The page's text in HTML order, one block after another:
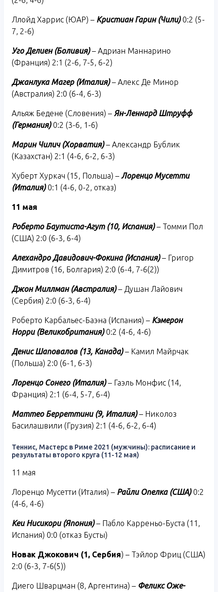
Ллойд Харрис (ЮАР) – Кристиан Гарин (Чили) 0:2 (5-
7, 2-6)
Уго Делиен (Боливия)– Адриан Маннарино
(Франция) 2:1 (2-6, 7-5, 6-2)
Джанлука Магер (Италия)– Алекс Де Минор
(Австралия) 2:0 (6-4, 6-3)
Альяж Бедене (Словения) – Ян-Леннард Штруфф
(Германия) 0:2 (3-6, 1-6)
Марин Чилич (Хорватия) – Александр Бублик
(Казахстан) 2:1 (4-6, 6-2, 6-3)
Хуберт Хуркач (15, Польша) – Лоренцо Мусетти
(Италия) 0:1 (4-6, 0-2, отказ)
11 мая
Роберто Баутиста-Агут (10, Испания)– Томми Пол
(США) 2:0 (6-3, 6-4)
Алехандро Давидович-Фокина (Испания)– Григор
Димитров (16, Болгария) 2:0 (6-4, 7-6(2))
Джон Миллман (Австралия)– Душан Лайович
(Сербия) 2:0 (6-3, 6-4)
Роберто Карбальес-Баэна (Испания) – Кэмерон
Норри (Великобритания)0:2 (4-6, 4-6)
Денис Шаповалов (13, Канада)– Камил Майрчак
(Польша) 2:0 (6-1, 6-3)
Лоренцо Сонего (Италия)– Гаэль Монфис (14,
Франция) 2:1 (6-4, 5-7, 6-4)
Маттео Берреттини (9, Италия) – Николоз
Басилашвили (Грузия) 2:1 (4-6, 6-2, 6-4)
Теннис, Мастерс в Риме 2021 (мужчины): расписание и
результаты второго круга (11-12 мая)
11 мая
Лоренцо Мусетти (Италия) – Райли Опелка (США)0:2
(4-6, 4-6)
Кеи Нисикори (Япония)– Пабло Карреньо-Буста (11,
Испания) 0:0 (отказ Бусты)
Новак Джокович (1, Сербия) – Тэйлор Фриц (США)
2:0 (6-3, 7-6(5))
Диего Шварцман (8, Аргентина) – Феликс Оже-